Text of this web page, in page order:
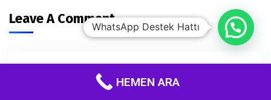
Leave A CommentWhatsApp Destek Hattı
HEMEN ARA